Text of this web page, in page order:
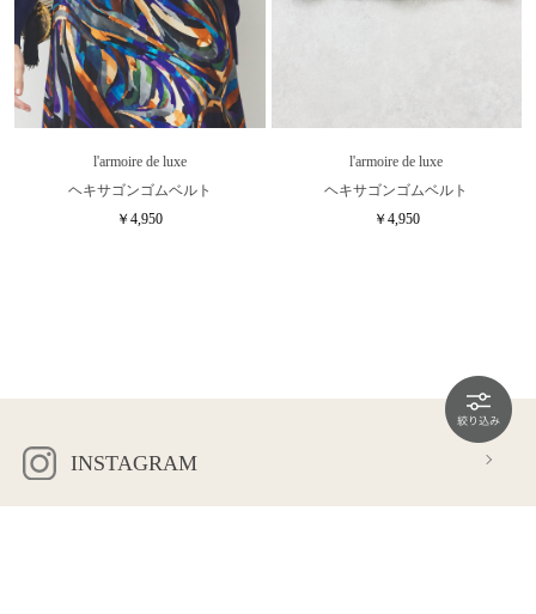
l'armoire de luxe
ヘキサゴンゴムベルト
￥4,950
l'armoire de luxe
ヘキサゴンゴムベルト
￥4,950
INSTAGRAM